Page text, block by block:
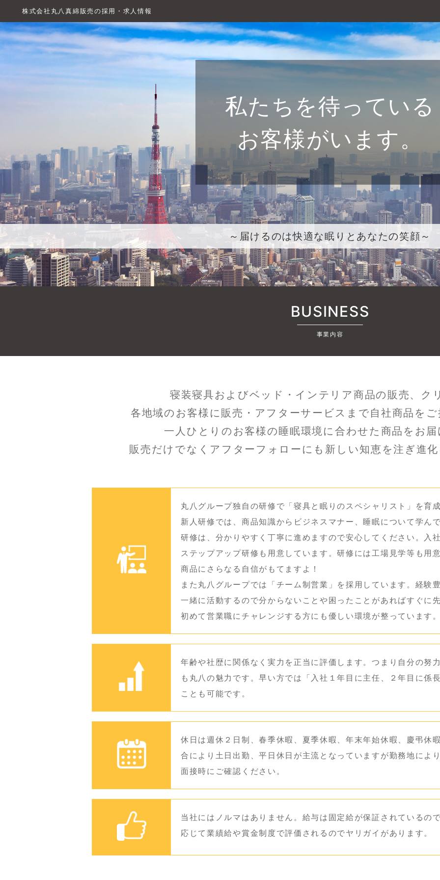
株式会社丸八真綿販売の採用・求人情報
私たちを待っている
お客様がいます。
～届けるのは快適な眠りとあなたの笑顔～
BUSINESS
事業内容
寝装寝具およびベッド・インテリア商品の販売、ク
各地域のお客様に販売・アフターサービスまで自社商品を
一人ひとりのお客様の睡眠環境に合わせた商品をお
販売だけでなくアフターフォローにも新しい知恵を注ぎ進
丸八グループ独自の研修で「寝具と眠りのスペシャリスト」を育
新人研修では、商品知識からビジネスマナー、睡眠について学ん
研修は、分かりやすく丁寧に進めますので安心してください。入
ステップアップ研修も用意しています。研修には工場見学等も用
商品にさらなる自信がもてますよ！
また丸八グループでは「チーム制営業」を採用しています。経験
一緒に活動するので分からないことや困ったことがあればすぐに
初めて営業職にチャレンジする方にも優しい環境が整っています
年齢や社歴に関係なく実力を正当に評価します。つまり自分の努
も丸八の魅力です。早い方では「入社１年目に主任、２年目に係
ことも可能です。
休日は週休２日制、春季休暇、夏季休暇、年末年始休暇、慶弔休
合により土日出勤、平日休日が主流となっていますが勤務地によ
面接時にご確認ください。
当社にはノルマはありません。給与は固定給が保証されているの
応じて業績給や賞金制度で評価されるのでヤリガイがあります。